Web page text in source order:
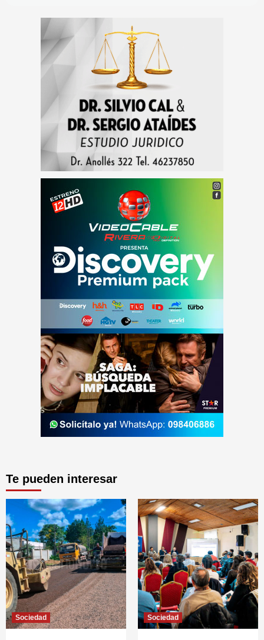
Te pueden interesar
Sociedad Sociedad